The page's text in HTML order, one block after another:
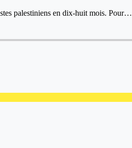
palestiniens en dix-huit mois. Pour…